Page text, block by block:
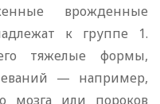
врожденные
к группе 1.
тяжелые формы,
— например,
мозга или пороков